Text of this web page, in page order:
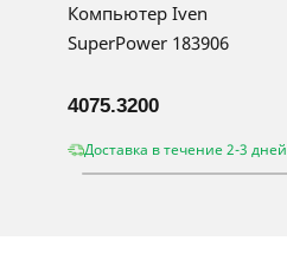
Компьютер Iven
SuperPower 183906
4075.3200
Доставка в течение 2-3 дней